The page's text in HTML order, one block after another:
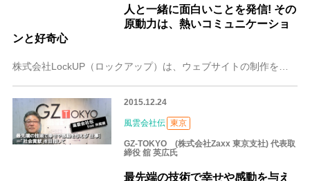
人と一緒に面白いことを発信! その
原動力は、熱いコミュニケーショ
ンと好奇心
2015.12.24
風雲会社伝 東京
GZ-TOKYO (株式会社Zaxx 東京支社) 代表取
締役 舘 英広氏
最先端の技術で幸せや感動を与え